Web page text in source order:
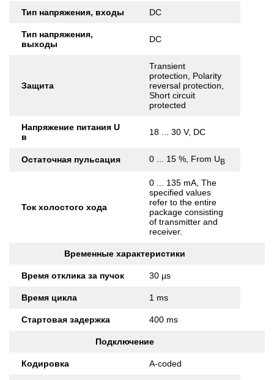
Тип напряжения, входы DC
Тип напряжения,
выходы
DC
Защита
Transient
protection, Polarity
reversal protection,
Short circuit
protected
Напряжение питания U
в
18 ... 30 V, DC
Остаточная пульсация 0 ... 15 %, From UB
Ток холостого хода
0 ... 135 mA, The
specified values
refer to the entire
package consisting
of transmitter and
receiver.
Временные характеристики
Время отклика за пучок 30 µs
Время цикла 1 ms
Стартовая задержка 400 ms
Подключение
Кодировка A-coded